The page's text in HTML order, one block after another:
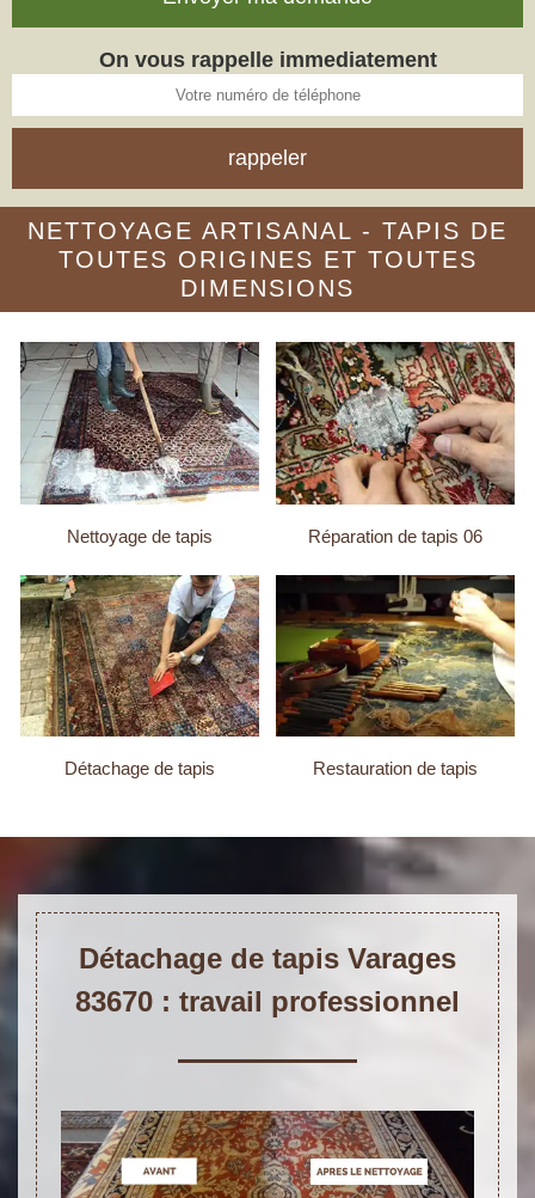
On vous rappelle immediatement
NETTOYAGE ARTISANAL - TAPIS DE
TOUTES ORIGINES ET TOUTES
DIMENSIONS
Nettoyage de tapis Réparation de tapis 06
Détachage de tapis Restauration de tapis
Détachage de tapis Varages
83670 : travail professionnel